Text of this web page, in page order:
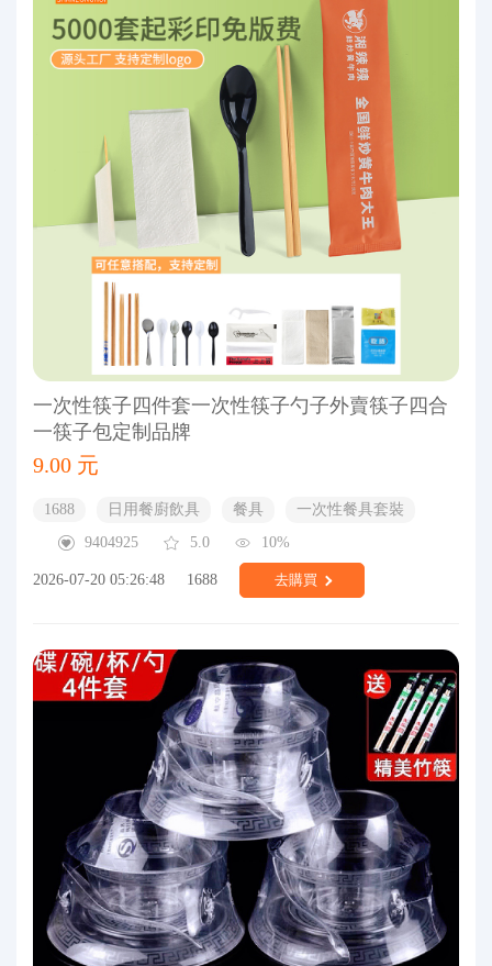
一次性筷子四件套一次性筷子勺子外賣筷子四合
一筷子包定制品牌
9.00 元
1688 日用餐廚飲具 餐具
一次性餐具套裝
9404925
5.0 10%
2026-07-20 05:26:48 1688 去購買